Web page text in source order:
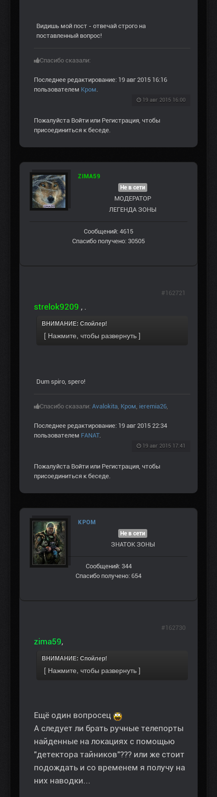
Видишь мой пост - отвечай строго на
поставленный вопрос!
Спасибо сказали:
Последнее редактирование: 19 авг 2015 16:16
пользователем Кром.
19 авг 2015 16:00
Пожалуйста Войти или Регистрация, чтобы
присоединиться к беседе.
ZIMA59
Не в сети
МОДЕРАТОР
ЛЕГЕНДА ЗОНЫ
Сообщений: 4615
Спасибо получено: 30505
strelok9209 , .
ВНИМАНИЕ: Спойлер!
Dum spiro, spero!
Спасибо сказали: Avalokita, Кром, ieremia26,
Последнее редактирование: 19 авг 2015 22:34
пользователем FANAT.
19 авг 2015 17:41
#162721
Пожалуйста Войти или Регистрация, чтобы
присоединиться к беседе.
КРОМ
Не в сети
ЗНАТОК ЗОНЫ
Сообщений: 344
Спасибо получено: 654
zima59,
ВНИМАНИЕ: Спойлер!
Ещё один вопросец
А следует ли брать ручные телепорты
найденные на локациях с помощью
"детектора тайников"??? или же стоит
подождать и со временем я получу на
них наводки...
#162730